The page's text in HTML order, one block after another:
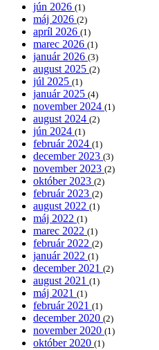
jún 2026 (1)
máj 2026 (2)
apríl 2026 (1)
marec 2026 (1)
január 2026 (3)
august 2025 (2)
júl 2025 (1)
január 2025 (4)
november 2024 (1)
august 2024 (2)
jún 2024 (1)
február 2024 (1)
december 2023 (3)
november 2023 (2)
október 2023 (2)
február 2023 (2)
august 2022 (1)
máj 2022 (1)
marec 2022 (1)
február 2022 (2)
január 2022 (1)
december 2021 (2)
august 2021 (1)
máj 2021 (1)
február 2021 (1)
december 2020 (2)
november 2020 (1)
október 2020 (1)